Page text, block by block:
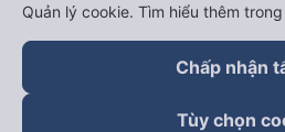
Trở thành đối tác
Đối tác thanh toán
Quản lý cookie. Tìm hiểu thêm trong
Chấp nhận
Tùy chọn